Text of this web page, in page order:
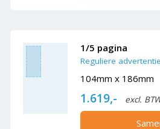
1/5 pagina
Reguliere advertentie
104mm x 186mm
1.619,- excl.